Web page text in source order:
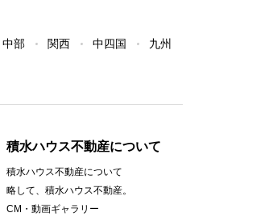
中部 関西 中四国 九州
積水ハウス不動産について
積水ハウス不動産について
略して、積水ハウス不動産。
CM・動画ギャラリー